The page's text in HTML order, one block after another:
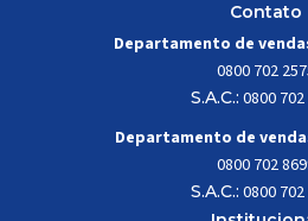
Contato
Departamento de
0800 702
S.A.C.: 0800
Departamento de
0800 702
S.A.C.: 0800